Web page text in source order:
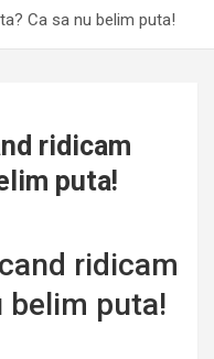
Ca sa nu belim puta!
ridicam
puta!
ridicam
belim puta!